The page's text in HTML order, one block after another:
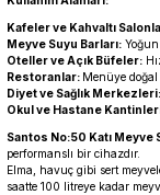
Kafeler ve Kahvaltı
Meyve Suyu Barları:
Oteller ve Açık Büfeler:
Restoranlar: Menüye
Diyet ve Sağlık Merkezleri:
Okul ve Hastane
Santos No:50 Katı Meyve
performanslı bir cihazdır.
Elma, havuç gibi sert
saatte 100 litreye kadar